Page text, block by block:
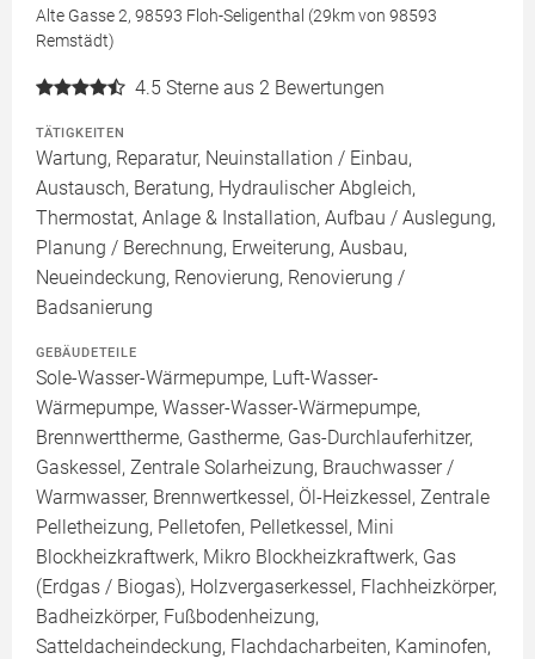
Alte Gasse 2, 98593 Floh-Seligenthal (29km von 98593
Remstädt)
4.5 Sterne aus 2 Bewertungen
TÄTIGKEITEN
Wartung, Reparatur, Neuinstallation / Einbau,
Austausch, Beratung, Hydraulischer Abgleich,
Thermostat, Anlage & Installation, Aufbau / Auslegung,
Planung / Berechnung, Erweiterung, Ausbau,
Neueindeckung, Renovierung, Renovierung /
Badsanierung
GEBÄUDETEILE
Sole-Wasser-Wärmepumpe, Luft-Wasser-
Wärmepumpe, Wasser-Wasser-Wärmepumpe,
Brennwerttherme, Gastherme, Gas-Durchlauferhitzer,
Gaskessel, Zentrale Solarheizung, Brauchwasser /
Warmwasser, Brennwertkessel, Öl-Heizkessel, Zentrale
Pelletheizung, Pelletofen, Pelletkessel, Mini
Blockheizkraftwerk, Mikro Blockheizkraftwerk, Gas
(Erdgas / Biogas), Holzvergaserkessel, Flachheizkörper,
Badheizkörper, Fußbodenheizung,
Satteldacheindeckung, Flachdacharbeiten, Kaminofen,